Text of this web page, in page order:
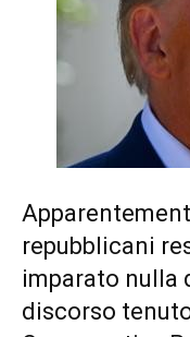
repubblicani
imparato nulla
discorso